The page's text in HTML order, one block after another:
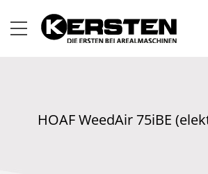
HOAF WeedAir 75iBE